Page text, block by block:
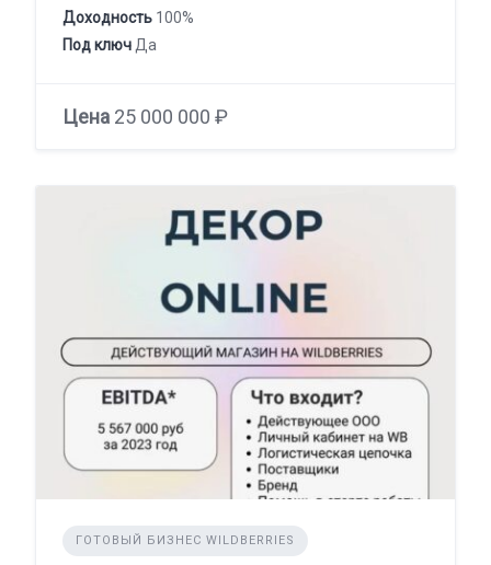
Доходность 100%
Под ключ Да
Цена 25 000 000 ₽
ГОТОВЫЙ БИЗНЕС WILDBERRIES